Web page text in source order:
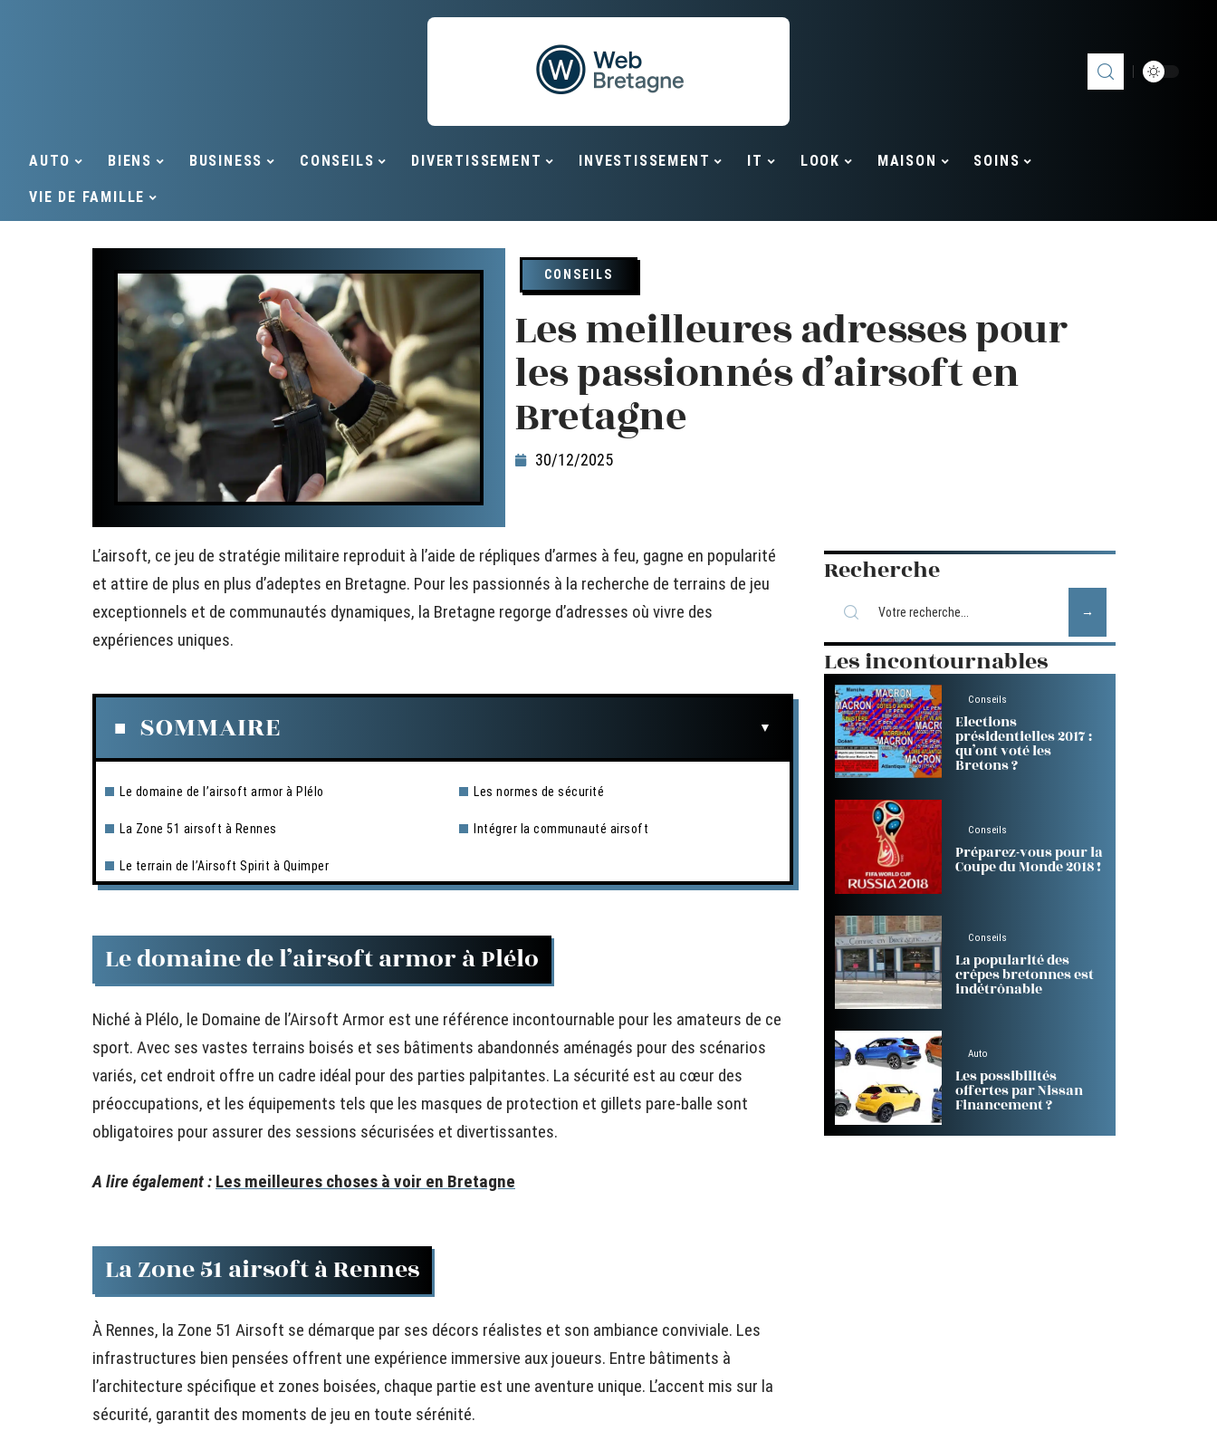
AUTO BIENS BUSINESS CONSEILS DIVERTISSEMENT INVESTISSEMENT IT LOOK MAISON SOINS
VIE DE FAMILLE
CONSEILS
Les meilleures adresses pour
les passionnés d’airsoft en
Bretagne
30/12/2025
L’airsoft, ce jeu de stratégie militaire reproduit à l’aide de répliques d’armes à feu, gagne en popularité
et attire de plus en plus d’adeptes en Bretagne. Pour les passionnés à la recherche de terrains de jeu
exceptionnels et de communautés dynamiques, la Bretagne regorge d’adresses où vivre des
expériences uniques.
SOMMAIRE
Le domaine de l’airsoft armor à Plélo
La Zone 51 airsoft à Rennes
Le terrain de l’Airsoft Spirit à Quimper
Les normes de sécurité
Intégrer la communauté airsoft
Le domaine de l’airsoft armor à Plélo
Niché à Plélo, le Domaine de l’Airsoft Armor est une référence incontournable pour les amateurs de ce
sport. Avec ses vastes terrains boisés et ses bâtiments abandonnés aménagés pour des scénarios
variés, cet endroit offre un cadre idéal pour des parties palpitantes. La sécurité est au cœur des
préoccupations, et les équipements tels que les masques de protection et gillets pare-balle sont
obligatoires pour assurer des sessions sécurisées et divertissantes.
A lire également : Les meilleures choses à voir en Bretagne
La Zone 51 airsoft à Rennes
À Rennes, la Zone 51 Airsoft se démarque par ses décors réalistes et son ambiance conviviale. Les
infrastructures bien pensées offrent une expérience immersive aux joueurs. Entre bâtiments à
l’architecture spécifique et zones boisées, chaque partie est une aventure unique. L’accent mis sur la
sécurité, garantit des moments de jeu en toute sérénité.
Recherche
Les incontournables
Conseils
Elections
présidentielles 2017 :
qu’ont voté les
Bretons ?
Conseils
Préparez-vous pour la
Coupe du Monde 2018 !
Conseils
La popularité des
crêpes bretonnes est
indétrônable
Auto
Les possibilités
offertes par Nissan
Financement ?